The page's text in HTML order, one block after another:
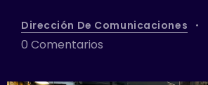
Dirección De Comunicaciones
0 Comentarios